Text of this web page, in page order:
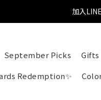
💗【新會員首
加入
September Picks Gifts
Redemption✨